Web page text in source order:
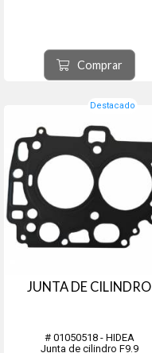
Comprar
Destacado
JUNTA DE CILINDRO
# 01050518 - HIDEA
Junta de cilindro F9.9